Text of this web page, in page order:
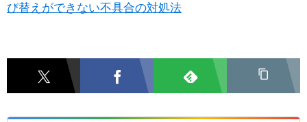
び替えができない不具合の対処法